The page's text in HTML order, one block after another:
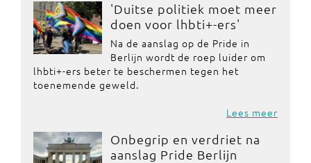
'Duitse politiek moet meer
doen voor lhbti+-ers'
Na de aanslag op de Pride in
Berlijn wordt de roep luider om
lhbti+-ers beter te beschermen tegen het
toenemende geweld.
Lees meer
Onbegrip en verdriet na
aanslag Pride Berlijn